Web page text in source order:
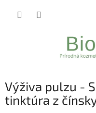
Výživa pulzu -
tinktúra z